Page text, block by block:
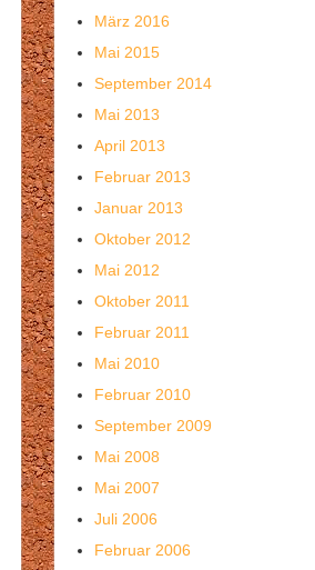
März 2016
Mai 2015
September 2014
Mai 2013
April 2013
Februar 2013
Januar 2013
Oktober 2012
Mai 2012
Oktober 2011
Februar 2011
Mai 2010
Februar 2010
September 2009
Mai 2008
Mai 2007
Juli 2006
Februar 2006